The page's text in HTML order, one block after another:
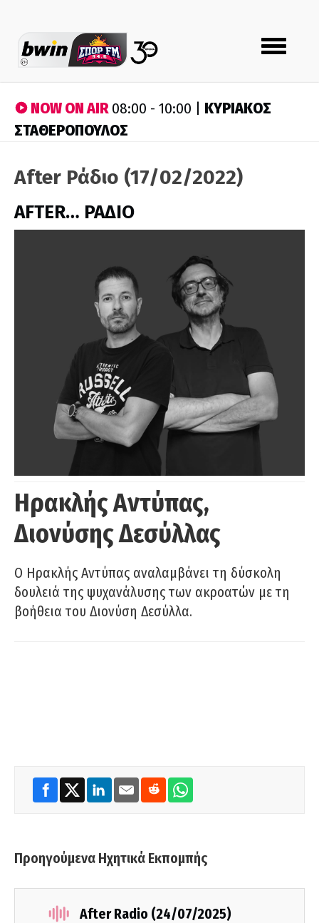
Toggle
navigation
NOW ON AIR08:00 - 10:00 | ΚΥΡΙΑΚΟΣ
ΣΤΑΘΕΡΟΠΟΥΛΟΣ
After Ράδιο (17/02/2022)
AFTER… ΡΑΔΙΟ
Ηρακλής Αντύπας,
Διονύσης Δεσύλλας
Ο Ηρακλής Αντύπας αναλαμβάνει τη δύσκολη
δουλειά της ψυχανάλυσης των ακροατών με τη
βοήθεια του Διονύση Δεσύλλα.
Προηγούμενα Ηχητικά Εκπομπής
After Radio (24/07/2025)